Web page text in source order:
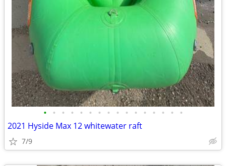
• • • • • • • • • • • • • • • •
2021 Hyside Max 12 whitewater raft
7/9